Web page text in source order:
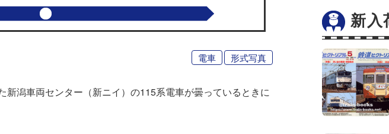
電車 形式写真
新潟車両センター（新ニイ）の115系電車が曇っているときに
新入